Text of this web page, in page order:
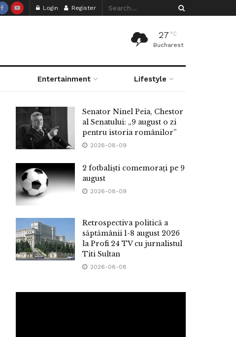
Login Register
27 °C
Bucharest
Entertainment Lifestyle
Senator Ninel Peia, Chestor
al Senatului: „9 august o zi
pentru istoria românilor”
2026-08-09
2 fotbaliști comemorați pe 9
august
2026-08-09
Retrospectiva politică a
săptămânii 1-8 august 2026
la Profi 24 TV cu jurnalistul
Titi Sultan
2026-08-08